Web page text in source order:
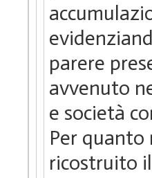
parere
avvenuto
e società
Per
ricostruito